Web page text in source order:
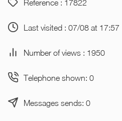
Reference : 17822
Last visited : 07/08 at 17:57
Number of views : 1950
Telephone shown: 0
Messages sends: 0